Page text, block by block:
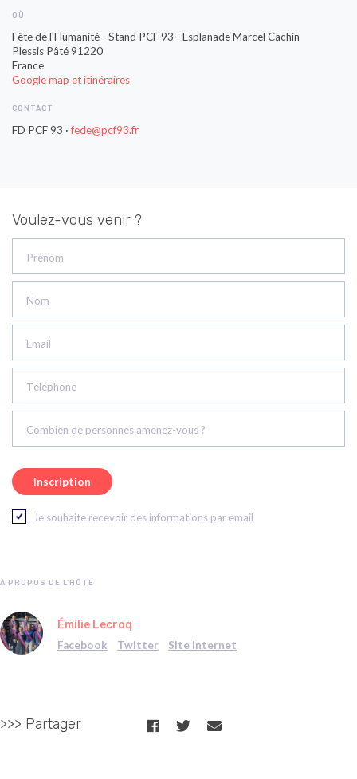
OÙ
Fête de l'Humanité - Stand PCF 93 - Esplanade Marcel Cachin
Plessis Pâté 91220
France
Google map et itinéraires
CONTACT
FD PCF 93 ·fede@pcf93.fr
Voulez-vous venir ?
Prénom
Nom
Email
Téléphone
Combien de personnes amenez-vous ?
Je souhaite recevoir des informations par email
À PROPOS DE L'HÔTE
Émilie Lecroq
Facebook Twitter Site Internet
>>> Partager